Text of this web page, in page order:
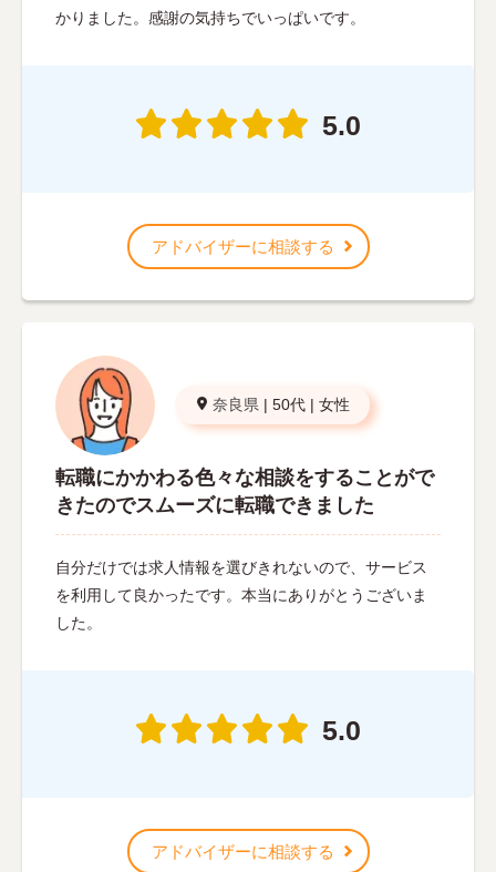
かりました。感謝の気持ちでいっぱいです。
5.0
アドバイザーに相談する
奈良県 | 50代 | 女性
転職にかかわる色々な相談をすることがで
きたのでスムーズに転職できました
自分だけでは求人情報を選びきれないので、サービス
を利用して良かったです。本当にありがとうございま
した。
5.0
アドバイザーに相談する